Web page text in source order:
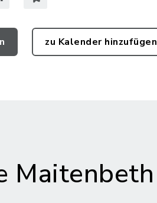
zu Kalender hinzufügen
Maitenbeth